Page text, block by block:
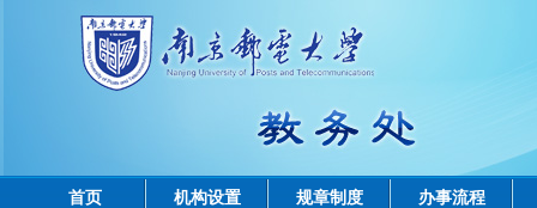
首页 机构设置 规章制度 办事流程